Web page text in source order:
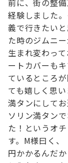
前に、街の整
経験しました。
義で行きたいと
た時のジムニ
生まれ変わって
ートカバーも
ているところ
ても嬉しく思い
満タンにしてお
ソリン満タン
た！というオ
す。 M様曰く、
円かかるんだ